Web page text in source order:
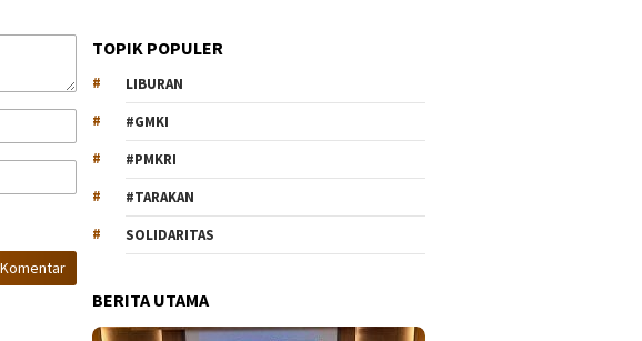
TOPIK POPULER
LIBURAN
#GMKI
#PMKRI
#TARAKAN
SOLIDARITAS
BERITA UTAMA